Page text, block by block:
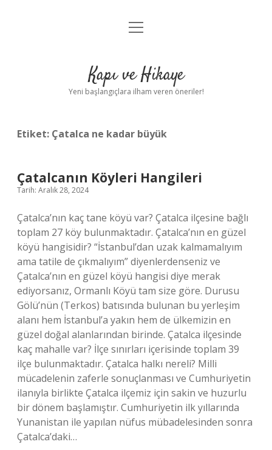
Anasayfa
Yasal Uyarı
menüyü
Kapı ve Hikaye
Yeni başlangıçlara ilham veren öneriler!
Etiket: Çatalca ne kadar büyük
Çatalcanın Köyleri Hangileri
Tarih: Aralık 28, 2024
Çatalca’nın kaç tane köyü var? Çatalca ilçesine bağlı
toplam 27 köy bulunmaktadır. Çatalca’nın en güzel
köyü hangisidir? “İstanbul’dan uzak kalmamalıyım
ama tatile de çıkmalıyım” diyenlerdenseniz ve
Çatalca’nın en güzel köyü hangisi diye merak
ediyorsanız, Ormanlı Köyü tam size göre. Durusu
Gölü’nün (Terkos) batısında bulunan bu yerleşim
alanı hem İstanbul’a yakın hem de ülkemizin en
güzel doğal alanlarından birinde. Çatalca ilçesinde
kaç mahalle var? İlçe sınırları içerisinde toplam 39
ilçe bulunmaktadır. Çatalca halkı nereli? Milli
mücadelenin zaferle sonuçlanması ve Cumhuriyetin
ilanıyla birlikte Çatalca ilçemiz için sakin ve huzurlu
bir dönem başlamıştır. Cumhuriyetin ilk yıllarında
Yunanistan ile yapılan nüfus mübadelesinden sonra
Çatalca’daki…